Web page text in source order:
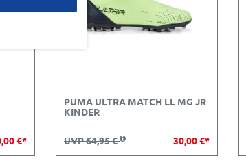
€*
PUMA ULTRA MATCH LL MG JR
KINDER
UVP 64,95 € 30,00 €*